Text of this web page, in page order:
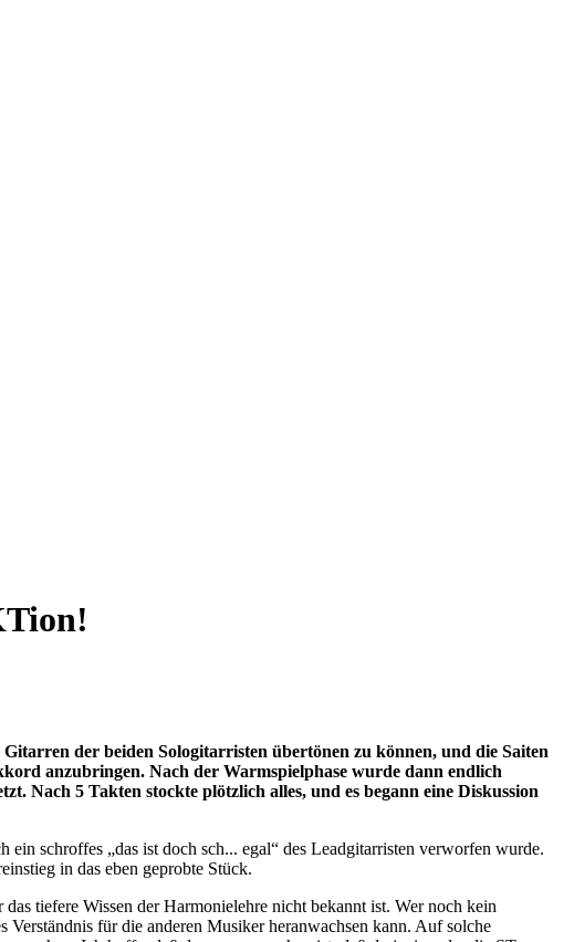
der beiden Sologitarristen übertönen zu können, und die Saiten
anzubringen. Nach der Warmspielphase wurde dann endlich
Nach 5 Takten stockte plötzlich alles, und es begann eine Diskussion
schroffes „das ist doch sch... egal“ des Leadgitarristen verworfen wurde.
in das eben geprobte Stück.
tiefere Wissen der Harmonielehre nicht bekannt ist. Wer noch kein
Verständnis für die anderen Musiker heranwachsen kann. Auf solche